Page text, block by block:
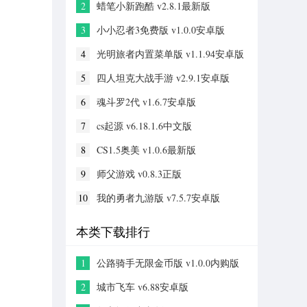
2
蜡笔小新跑酷 v2.8.1最新版
3
小小忍者3免费版 v1.0.0安卓版
4
光明旅者内置菜单版 v1.1.94安卓版
5
四人坦克大战手游 v2.9.1安卓版
6
魂斗罗2代 v1.6.7安卓版
7
cs起源 v6.18.1.6中文版
8
CS1.5奥美 v1.0.6最新版
9
师父游戏 v0.8.3正版
10
我的勇者九游版 v7.5.7安卓版
本类下载排行
1
公路骑手无限金币版 v1.0.0内购版
2
城市飞车 v6.88安卓版